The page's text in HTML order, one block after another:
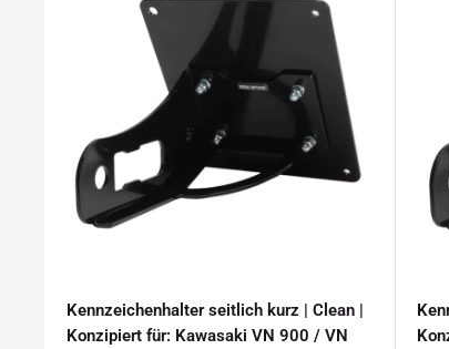
Kennzeichenhalter seitlich kurz | Clean |
Konzipiert für: Kawasaki VN 900 / VN